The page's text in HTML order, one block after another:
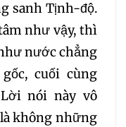
sanh Tịnh-độ.
như vậy, thì
nước chẳng
cuối cùng
nói này vô
không những